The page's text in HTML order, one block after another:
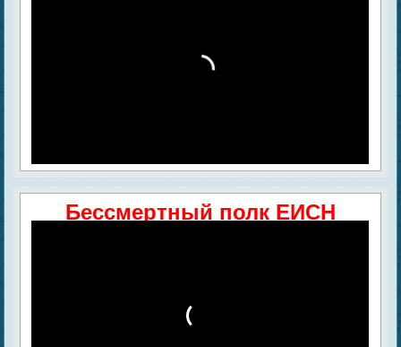
Бессмертный полк ЕИСН